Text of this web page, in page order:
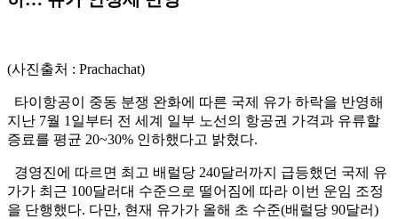
(사진출처 : Prachachat)
타이항공이 중동 분쟁 완화에 따른 국제 유가 하락을 반영해
지난 7월 1일부터 전 세계 일부 노선의 항공권 가격과 유류할
증료를 평균 20~30% 인하했다고 밝혔다.
경영진에 따르면 최고 배럴당 240달러까지 급등했던 국제 유
가가 최근 100달러대 수준으로 떨어짐에 따라 이번 운임 조정
을 단행했다. 다만, 현재 유가가 올해 초 수준(배럴당 90달러)